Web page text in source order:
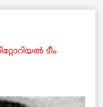
ടീം